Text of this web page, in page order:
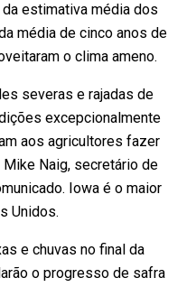
estimativa média dos
média de cinco anos de
o clima ameno.
severas e rajadas de
excepcionalmente
aos agricultores fazer
Naig, secretário de
Iowa é o maior
Unidos.
e chuvas no final da
o progresso de safra